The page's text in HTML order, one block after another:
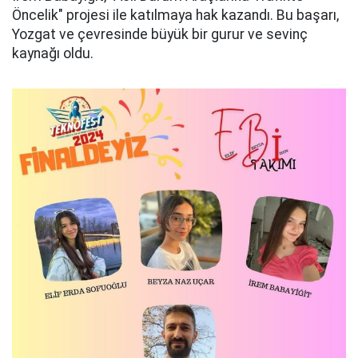
Öncelik" projesi ile katılmaya hak kazandı. Bu başarı,
Yozgat ve çevresinde büyük bir gurur ve sevinç
kaynağı oldu.